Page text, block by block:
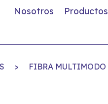
Nosotros Productos
> FIBRA MULTIMODO